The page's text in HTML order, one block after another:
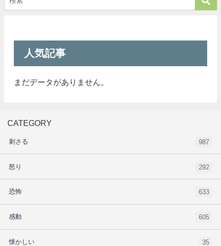
人気記事
まだデータがありません。
CATEGORY
刺さる 987
怒り 292
恐怖 633
感動 605
懐かしい 35